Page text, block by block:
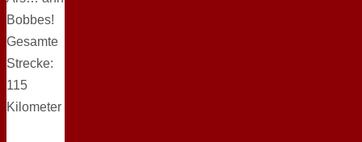
Bobbes!
Gesamte
Strecke:
115
Kilometer